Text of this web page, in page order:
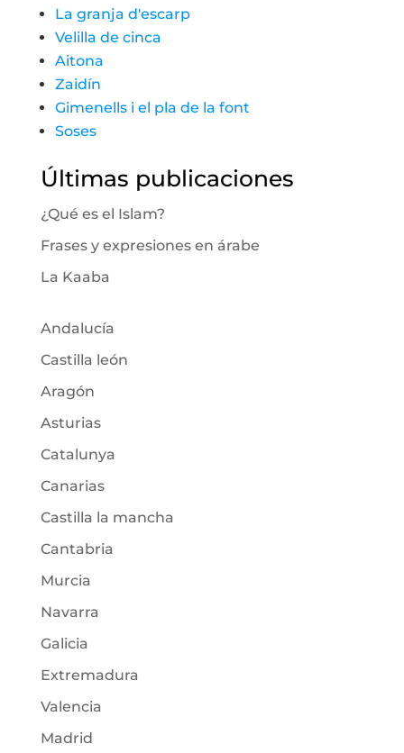
La granja d'escarp
Velilla de cinca
Aitona
Zaidín
Gimenells i el pla de la font
Soses
Últimas publicaciones
¿Qué es el Islam?
Frases y expresiones en árabe
La Kaaba
Andalucía
Castilla león
Aragón
Asturias
Catalunya
Canarias
Castilla la mancha
Cantabria
Murcia
Navarra
Galicia
Extremadura
Valencia
Madrid